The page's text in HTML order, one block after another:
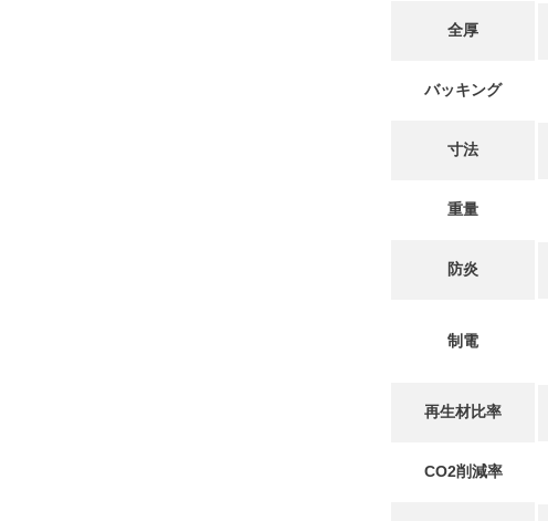
全厚
バッキング
寸法
重量
防炎
制電
再生材比率
CO2削減率